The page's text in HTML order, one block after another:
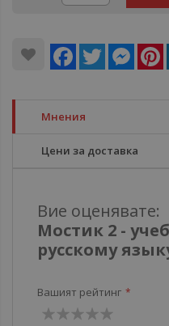
Facebook
Twitter
Мнения
Цени за доставка
Вие оценявате:
Мостик 2 -
русскому
Вашият рейтинг